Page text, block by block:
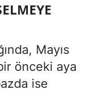
Mayıs
önceki aya
ise